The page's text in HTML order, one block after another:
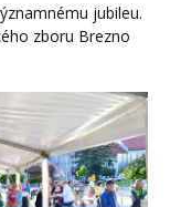
jubileu.
zboru Brezno